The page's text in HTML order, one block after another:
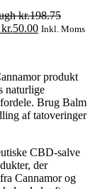
kr.198.75
Inkl. Moms
produkt
naturlige
Brug Balm
af tatoveringer
CBD-salve
der
Cannamor og